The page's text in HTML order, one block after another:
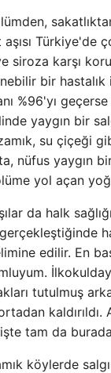
Türkiye'de
siroza karşı
bir
%96'yı
yaygın bir
su çiçeği gibi
nüfus yaygın
yol açan
da halk
edilir. En
tutulmuş
kaldırıldı.
işte tam da
köylerde